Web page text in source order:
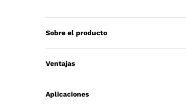
Sobre el producto
Ventajas
Aplicaciones